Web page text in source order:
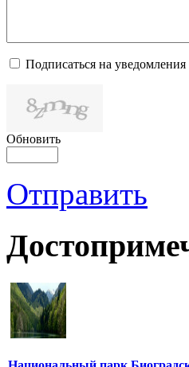
Подписаться на
Обновить
Отправить